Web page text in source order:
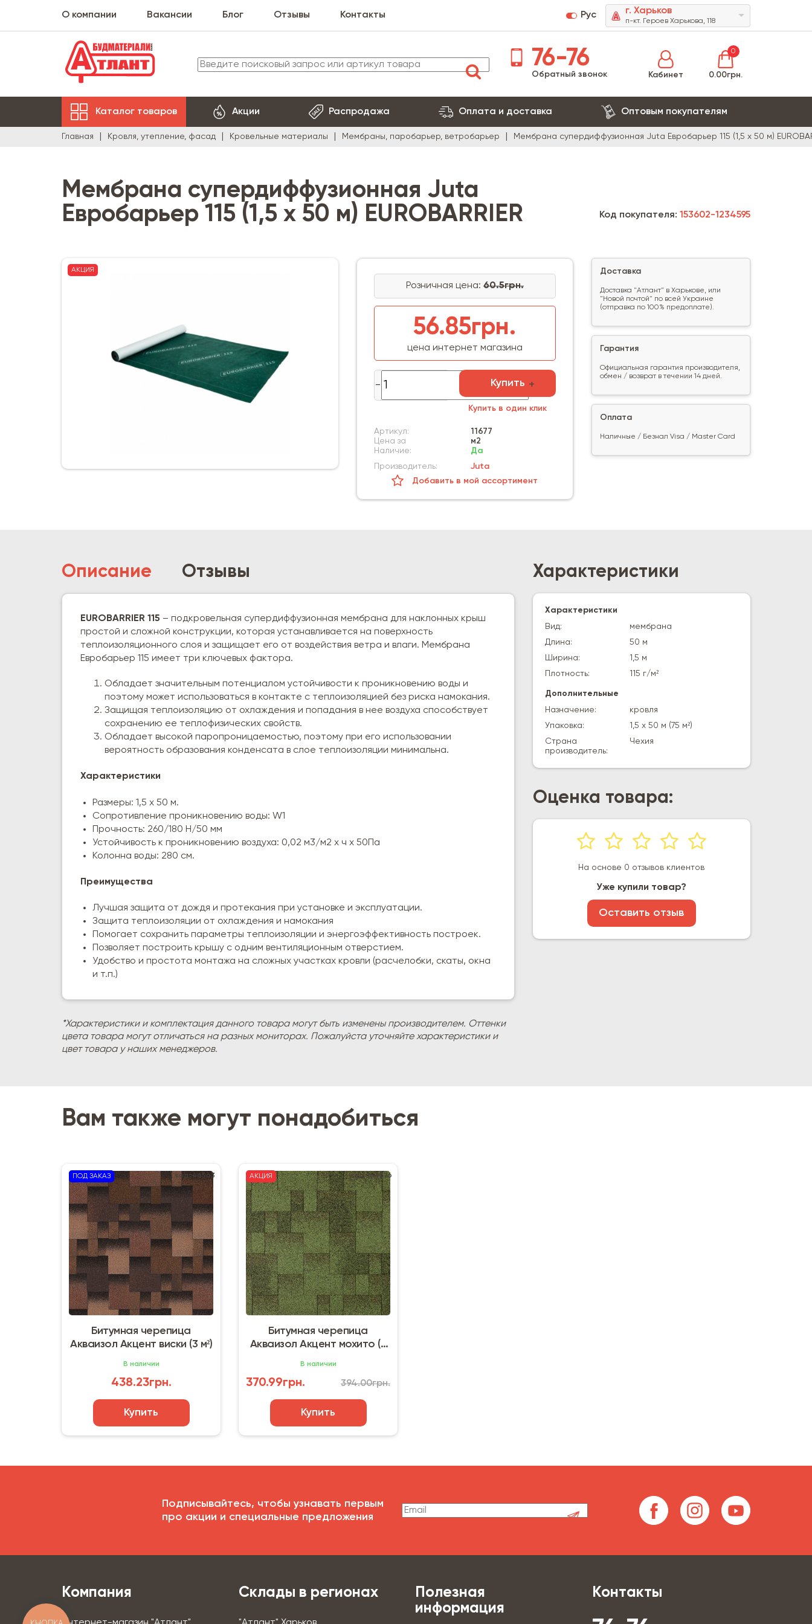
О компании Вакансии Блог Отзывы Контакты Рус г. Харьков
п-кт. Героев Харькова, 118
76-76
Обратный звонок Кабинет
0
0.00грн.
Каталог товаров Акции Распродажа Оплата и доставка Оптовым покупателям
Главная Кровля, утепление, фасад Кровельные материалы Мембраны, паробарьер, ветробарьер Мембрана супердиффузионная Juta Евробарьер 115 (1,5 х 50 м)
Мембрана супердиффузионная Juta
Евробарьер 115 (1,5 х 50 м) EUROBARRIER
АКЦИЯ
Розничная цена: 60.5грн.
56.85грн.
цена интернет магазина
Купить
Купить в один клик
Артикул:
11677
Цена за
м2
Наличие:
Да
Производитель:
Juta
Добавить в мой ассортимент
Код покупателя: 153602-1234595
Доставка
Доставка "Атлант" в Харькове, или
"Новой почтой" по всей Украине
(отправка по 100% предоплате).
Гарантия
Официальная гарантия производителя,
обмен / возврат в течении 14 дней.
Оплата
Наличные / Безнал Visa / Master Card
Описание Отзывы
EUROBARRIER 115 – подкровельная супердиффузионная мембрана для наклонных крыш
простой и сложной конструкции, которая устанавливается на поверхность
теплоизоляционного слоя и защищает его от воздействия ветра и влаги. Мембрана
Евробарьер 115 имеет три ключевых фактора.
Обладает значительным потенциалом устойчивости к проникновению воды и
поэтому может использоваться в контакте с теплоизоляцией без риска намокания.
Защищая теплоизоляцию от охлаждения и попадания в нее воздуха способствует
сохранению ее теплофизических свойств.
Обладает высокой паропроницаемостью, поэтому при его использовании
вероятность образования конденсата в слое теплоизоляции минимальна.
Характеристики
Размеры: 1,5 x 50 м.
Сопротивление проникновению воды: W1
Прочность: 260/180 Н/50 мм
Устойчивость к проникновению воздуха: 0,02 м3/м2 х ч х 50Па
Колонна воды: 280 см.
Преимущества
Лучшая защита от дождя и протекания при установке и эксплуатации.
Защита теплоизоляции от охлаждения и намокания
Помогает сохранить параметры теплоизоляции и энергоэффективность построек.
Позволяет построить крышу с одним вентиляционным отверстием.
Удобство и простота монтажа на сложных участках кровли (расчелобки, скаты, окна
и т.п.)
*Характеристики и комплектация данного товара могут быть изменены производителем. Оттенки
цвета товара могут отличаться на разных мониторах. Пожалуйста уточняйте характеристики и
цвет товара у наших менеджеров.
Характеристики
Характеристики
Вид:
мембрана
Длина:
50 м
Ширина:
1,5 м
Плотность:
115 г/м²
Дополнительные
Назначение:
кровля
Упаковка:
1,5 х 50 м (75 м²)
Страна
производитель:
Чехия
Оценка товара:
На основе 0 отзывов клиентов
Уже купили товар?
Оставить отзыв
Вам также могут понадобиться
ПОД ЗАКАЗ код: 46563
Битумная черепица
Акваизол Акцент виски (3 м²)
В наличии
438.23грн.
Купить
АКЦИЯ код: 144576
Битумная черепица
Акваизол Акцент мохито (3
В наличии
370.99грн. 394.00грн.
Купить
Подписывайтесь, чтобы узнавать первым
про акции и специальные предложения
Компания Склады в регионах
Полезная
информация
Контакты